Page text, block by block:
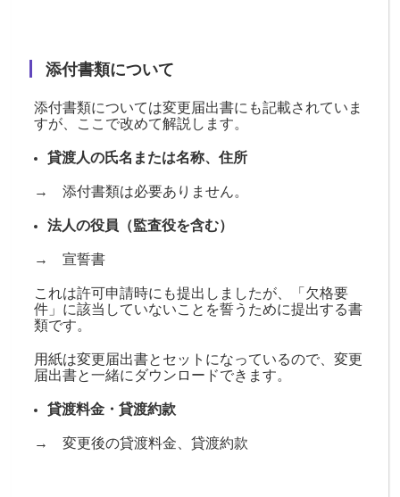
添付書類について
添付書類については変更届出書にも記載されていま
すが、ここで改めて解説します。
貸渡人の氏名または名称、住所
→ 添付書類は必要ありません。
法人の役員（監査役を含む）
→ 宣誓書
これは許可申請時にも提出しましたが、「欠格要
件」に該当していないことを誓うために提出する書
類です。
用紙は変更届出書とセットになっているので、変更
届出書と一緒にダウンロードできます。
貸渡料金・貸渡約款
→ 変更後の貸渡料金、貸渡約款